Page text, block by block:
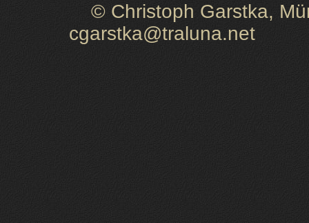
© Christoph Garstka,
cgarstka@traluna.net